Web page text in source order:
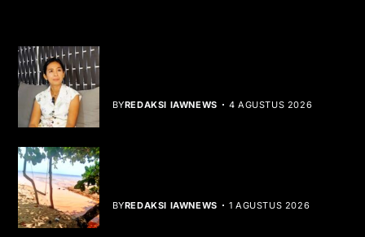
BYREDAKSI IAWNEWS 4 AGUSTUS 2026
BYREDAKSI IAWNEWS 1 AGUSTUS 2026